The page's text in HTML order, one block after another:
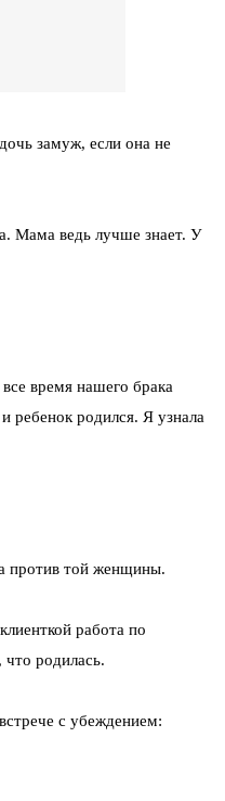
замуж, если она не
Мама ведь лучше знает. У
время нашего брака
ребенок родился. Я узнала
против той женщины.
работа по
родилась.
с убеждением: